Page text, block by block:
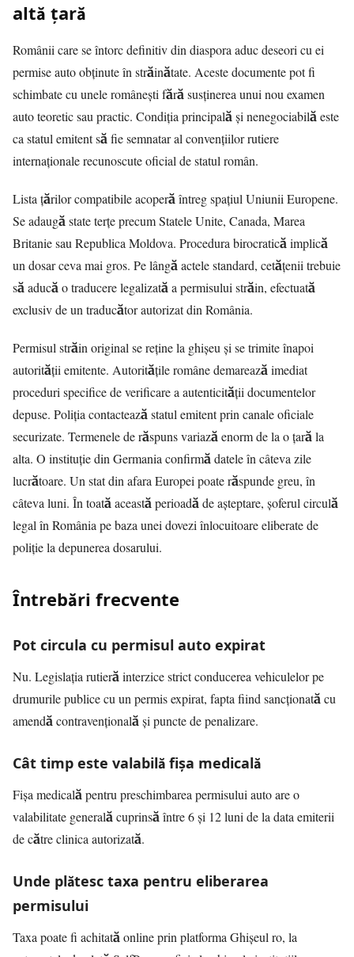
altă țară
Românii care se întorc definitiv din diaspora aduc deseori cu ei
permise auto obținute în străinătate. Aceste documente pot fi
schimbate cu unele românești fără susținerea unui nou examen
auto teoretic sau practic. Condiția principală și nenegociabilă este
ca statul emitent să fie semnatar al convențiilor rutiere
internaționale recunoscute oficial de statul român.
Lista țărilor compatibile acoperă întreg spațiul Uniunii Europene.
Se adaugă state terțe precum Statele Unite, Canada, Marea
Britanie sau Republica Moldova. Procedura birocratică implică
un dosar ceva mai gros. Pe lângă actele standard, cetățenii trebuie
să aducă o traducere legalizată a permisului străin, efectuată
exclusiv de un traducător autorizat din România.
Permisul străin original se reține la ghișeu și se trimite înapoi
autorității emitente. Autoritățile române demarează imediat
proceduri specifice de verificare a autenticității documentelor
depuse. Poliția contactează statul emitent prin canale oficiale
securizate. Termenele de răspuns variază enorm de la o țară la
alta. O instituție din Germania confirmă datele în câteva zile
lucrătoare. Un stat din afara Europei poate răspunde greu, în
câteva luni. În toată această perioadă de așteptare, șoferul circulă
legal în România pe baza unei dovezi înlocuitoare eliberate de
poliție la depunerea dosarului.
Întrebări frecvente
Pot circula cu permisul auto expirat
Nu. Legislația rutieră interzice strict conducerea vehiculelor pe
drumurile publice cu un permis expirat, fapta fiind sancționată cu
amendă contravențională și puncte de penalizare.
Cât timp este valabilă fișa medicală
Fișa medicală pentru preschimbarea permisului auto are o
valabilitate generală cuprinsă între 6 și 12 luni de la data emiterii
de către clinica autorizată.
Unde plătesc taxa pentru eliberarea
permisului
Taxa poate fi achitată online prin platforma Ghișeul ro, la